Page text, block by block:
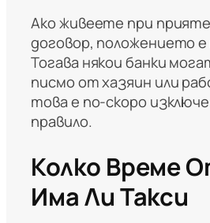
Ако живеете при
договор, положението
Тогава някои банки
писмо от хазяин или
това е по-скоро
правило.
Колко Време
Има Ли Такси